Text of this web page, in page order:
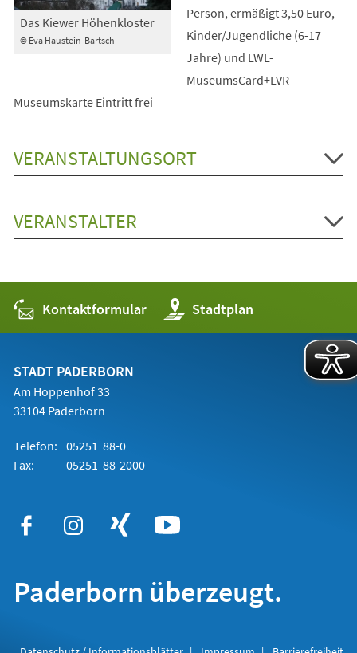
© Eva Haustein-Bartsch
Das Kiewer Höhenkloster
Person, ermäßigt 3,50 Euro,
Kinder/Jugendliche (6-17
Jahre) und LWL-
MuseumsCard+LVR-
Museumskarte Eintritt frei
VERANSTALTUNGSORT
VERANSTALTER
Kontaktformular Stadtplan
(Öffnet
in
einem
STADT PADERBORN
Am Hoppenhof 33
33104 Paderborn
Telefon: 05251 88-0
Fax:
05251 88-2000
Paderborn überzeugt.